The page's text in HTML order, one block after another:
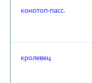
конотоп-пасс.
кролевец